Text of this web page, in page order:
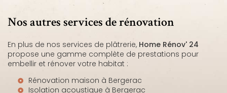
Nos autres services de rénovation
En plus de nos services de plâtrerie, Home Rénov' 24
propose une gamme complète de prestations pour
embellir et rénover votre habitat :
Rénovation maison à Bergerac
Isolation acoustique à Bergerac